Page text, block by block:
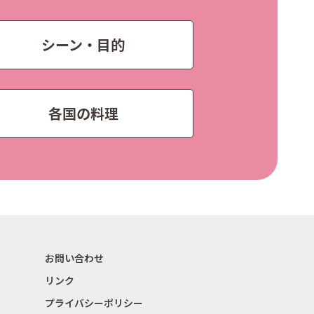
シーン・目的
各国の料理
お問い合わせ
リンク
プライバシーポリシー